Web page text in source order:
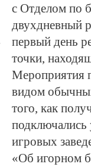
с Отделом по
двухдневный
первый день
точки,
Мероприятия
видом
того, как
подключались
игровых
«Об игорном